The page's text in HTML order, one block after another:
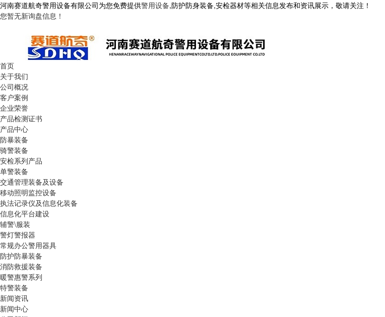
河南赛道航奇警用设备有限公司为您免费提供警用设备,防护防身装备,安检器材等相关信息发布和资讯展示，敬请关注！
您暂无新询盘信息！
首页
关于我们
公司概况
客户案例
企业荣誉
产品检测证书
产品中心
防暴装备
骑警装备
安检系列产品
单警装备
交通管理装备及设备
移动照明监控设备
执法记录仪及信息化装备
信息化平台建设
辅警\服装
警灯警报器
常规办公警用器具
防护防暴装备
消防救援装备
暖警惠警系列
特警装备
新闻资讯
新闻中心